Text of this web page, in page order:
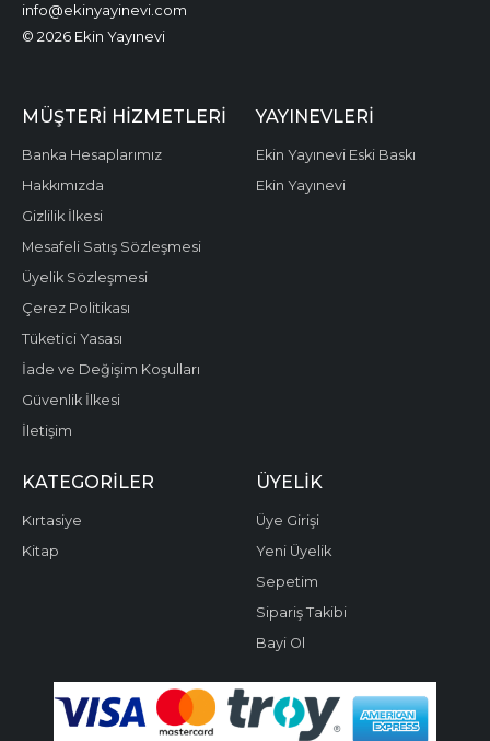
info@ekinyayinevi.com
© 2026 Ekin Yayınevi
MÜŞTERI HIZMETLERI
Banka Hesaplarımız
Hakkımızda
Gizlilik İlkesi
Mesafeli Satış Sözleşmesi
Üyelik Sözleşmesi
Çerez Politikası
Tüketici Yasası
İade ve Değişim Koşulları
Güvenlik İlkesi
İletişim
YAYINEVLERI
Ekin Yayınevi Eski Baskı
Ekin Yayınevi
KATEGORILER
Kırtasiye
Kitap
ÜYELIK
Üye Girişi
Yeni Üyelik
Sepetim
Sipariş Takibi
Bayi Ol